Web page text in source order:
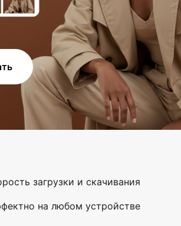
загрузки и скачивания
на любом устройстве